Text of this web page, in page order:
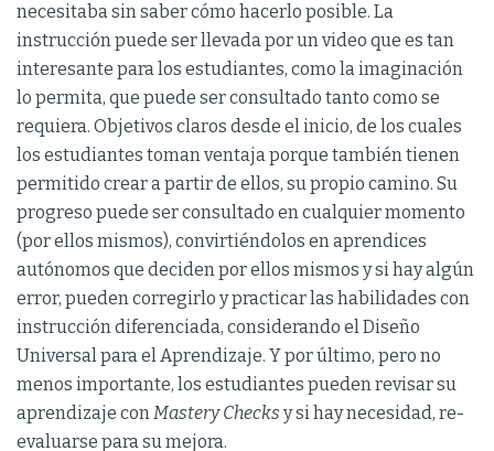
necesitaba sin saber cómo hacerlo posible. La
instrucción puede ser llevada por un video que es tan
interesante para los estudiantes, como la imaginación
lo permita, que puede ser consultado tanto como se
requiera. Objetivos claros desde el inicio, de los cuales
los estudiantes toman ventaja porque también tienen
permitido crear a partir de ellos, su propio camino. Su
progreso puede ser consultado en cualquier momento
(por ellos mismos), convirtiéndolos en aprendices
autónomos que deciden por ellos mismos y si hay algún
error, pueden corregirlo y practicar las habilidades con
instrucción diferenciada, considerando el Diseño
Universal para el Aprendizaje. Y por último, pero no
menos importante, los estudiantes pueden revisar su
aprendizaje conMastery Checks y si hay necesidad, re-
evaluarse para su mejora.